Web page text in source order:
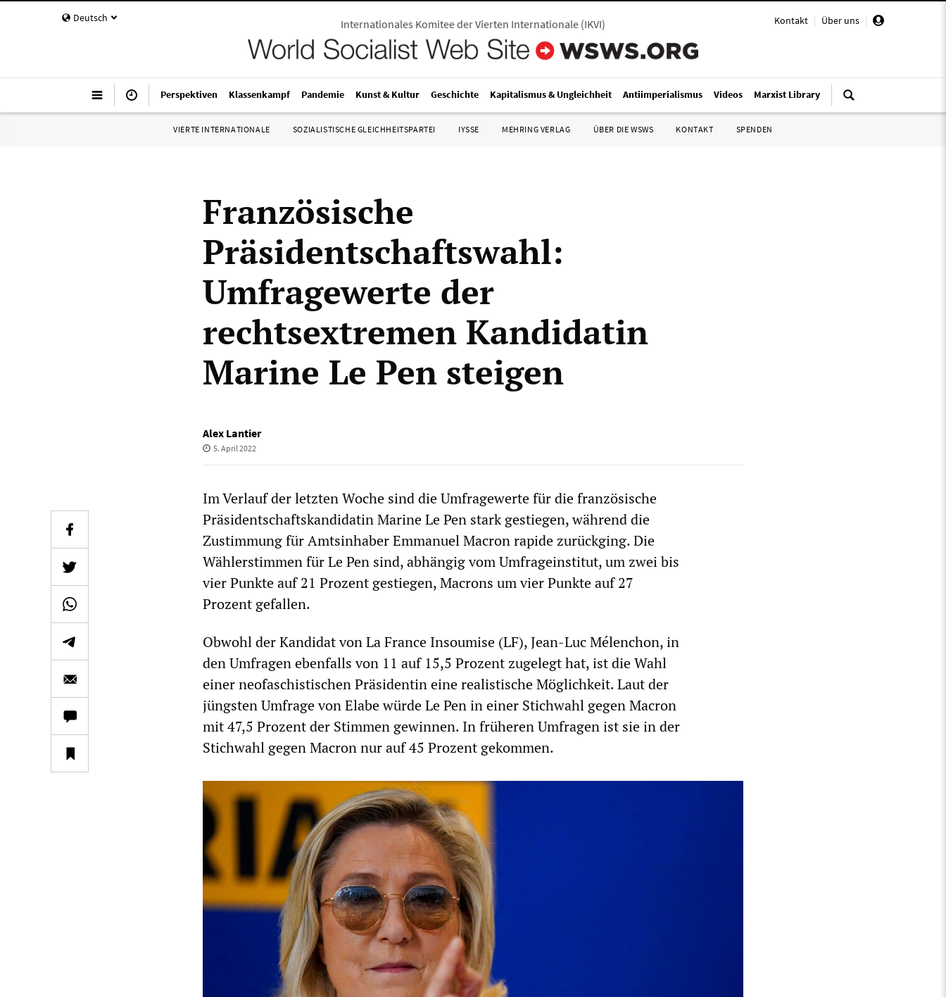
Deutsch Kontakt | Über uns |
Internationales Komitee der Vierten Internationale (IKVI)
Perspektiven Klassenkampf Pandemie Kunst & Kultur Geschichte Kapitalismus & Ungleichheit Antiimperialismus Videos Marxist Library
VIERTE INTERNATIONALE SOZIALISTISCHE GLEICHHEITSPARTEI IYSSE MEHRING VERLAG ÜBER DIE WSWS KONTAKT SPENDEN
Französische
Präsidentschaftswahl:
Umfragewerte der
rechtsextremen Kandidatin
Marine Le Pen steigen
Alex Lantier
5. April 2022
Im Verlauf der letzten Woche sind die Umfragewerte für die französische
Präsidentschaftskandidatin Marine Le Pen stark gestiegen, während die
Zustimmung für Amtsinhaber Emmanuel Macron rapide zurückging. Die
Wählerstimmen für Le Pen sind, abhängig vom Umfrageinstitut, um zwei bis
vier Punkte auf 21 Prozent gestiegen, Macrons um vier Punkte auf 27
Prozent gefallen.
Obwohl der Kandidat von La France Insoumise (LF), Jean-Luc Mélenchon, in
den Umfragen ebenfalls von 11 auf 15,5 Prozent zugelegt hat, ist die Wahl
einer neofaschistischen Präsidentin eine realistische Möglichkeit. Laut der
jüngsten Umfrage von Elabe würde Le Pen in einer Stichwahl gegen Macron
mit 47,5 Prozent der Stimmen gewinnen. In früheren Umfragen ist sie in der
Stichwahl gegen Macron nur auf 45 Prozent gekommen.